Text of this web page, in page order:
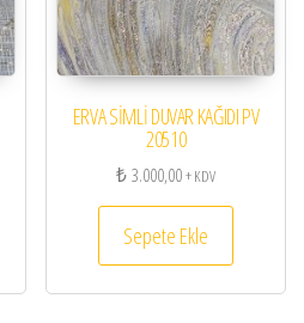
ERVA SİMLİ DUVAR KAĞIDI PV
20510
₺3.000,00+ KDV
Sepete Ekle